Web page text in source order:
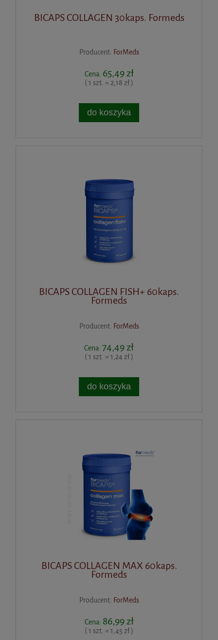
BICAPS COLLAGEN 30kaps. Formeds
Producent: ForMeds
Cena: 65,49 zł
( 1 szt. = 2,18 zł )
do koszyka
BICAPS COLLAGEN FISH+ 60kaps.
Formeds
Producent: ForMeds
Cena: 74,49 zł
( 1 szt. = 1,24 zł )
do koszyka
BICAPS COLLAGEN MAX 60kaps.
Formeds
Producent: ForMeds
Cena: 86,99 zł
( 1 szt. = 1,45 zł )